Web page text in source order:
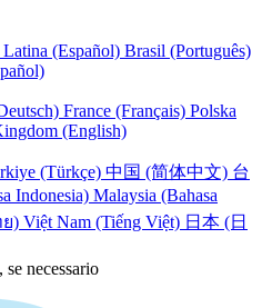
(Español) Brasil (Português)
France (Français) Polska
(English)
(Türkçe) 中国 (简体中文) 台
Indonesia) Malaysia (Bahasa
) Việt Nam (Tiếng Việt) 日本 (日
necessario